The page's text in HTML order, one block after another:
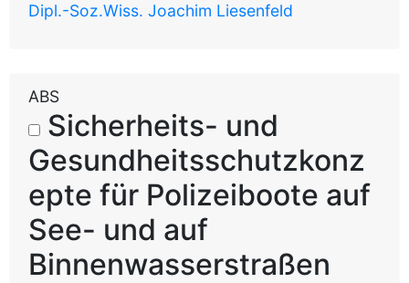
Dipl.-Soz.Wiss. Joachim Liesenfeld
ABS
Sicherheits- und
Gesundheitsschutzkonz
epte für Polizeiboote auf
See- und auf
Binnenwasserstraßen